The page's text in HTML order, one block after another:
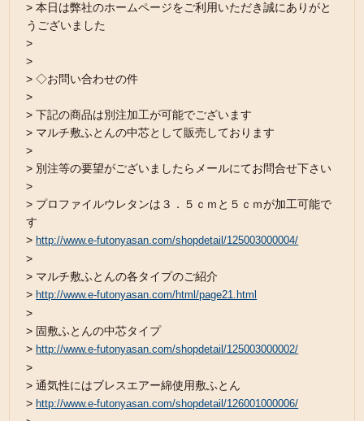
> 本日は弊社のホームページをご利用いただき誠にありがと
うございました
>
>
> ◇お問い合わせの件
>
> 下記の商品は別注加工が可能でございます
> マルチ敷ふとんの中芯として販売しております
>
> 別注等の要望がございましたらメールにてお問合せ下さい
>
> プロファイルウレタンは３．５ｃｍと５ｃｍが加工可能で
す
>http://www.e-futonyasan.com/shopdetail/125003000004/
>
> マルチ敷ふとんの各タイプのご紹介
>http://www.e-futonyasan.com/html/page21.html
>
> 固敷ふとんの中芯タイプ
>http://www.e-futonyasan.com/shopdetail/125003000002/
>
> 通気性にはブレスエアー綿使用敷ふとん
>http://www.e-futonyasan.com/shopdetail/126001000006/